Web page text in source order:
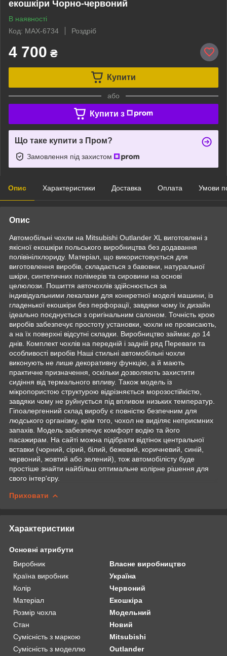
екошкіри Чорно-червоний
В наявності
Код: MAX-6734
Роздріб
4 700 ₴
Купити
або
Купити з
Що таке купити з Пром?
Замовлення під захистом
Опис Характеристики Доставка Оплата Умови
Опис
Автомобільні чохли на Mitsubishi Outlander XL виготовлені з
якісної екошкіри польського виробництва без додавання
полівінілхлориду. Матеріал, що використовується для
виготовлення виробів, складається з бавовни, натуральної
шкіри, синтетичних полімерів та сировини на основі
целюлози. Пошиття авточохлів здійснюється за
індивідуальними лекалами для конкретної моделі машини, із
гладенької екошкіри без перфорації, завдяки чому їх дизайн
ідеально поєднується з оригінальним салоном. Точність крою
виробів забезпечує простоту установки, чохли не провисають,
а на їх поверхні відсутні складки. Виробництво займає до 14
днів. Комплект чохлів на передній і задній ряд Переваги та
особливості виробів Наші стильні автомобільні чохли
виконують не лише декоративну функцію, а й мають
практичне призначення, оскільки дозволяють захистити
сидіння від термального впливу. Також модель із
мікропористою структурою відрізняється морозостійкістю,
завдяки чому не руйнується під впливом низьких температур.
Гіпоалергенний склад виробу є повністю безпечним для
людського організму, крім того, чохол не виділяє неприємних
запахів. Модель забезпечує комфорт водію та його
пасажирам. На сайті можна підібрати відтінок центральної
вставки (чорний, сірий, білий, бежевий, коричневий, синій,
червоний, жовтий або зелений), тож автомобілісту буде
простіше знайти найбільш оптимальне колірне рішення для
свого інтер'єру.
Приховати
Характеристики
Основні атрибути
Виробник
Власне виробництво
Країна виробник
Україна
Колір
Червоний
Матеріал
Екошкіра
Розмір чохла
Модельний
Стан
Новий
Сумісність з маркою
Mitsubishi
Сумісність з моделлю
Outlander